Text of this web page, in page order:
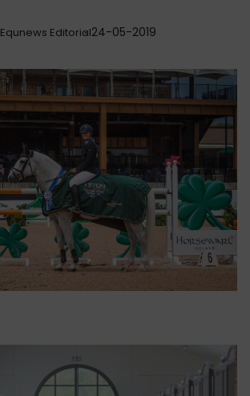
Equnews Editorial24-05-2019